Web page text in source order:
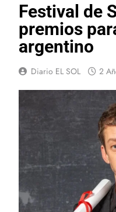
Festival de
premios
argentino
Diario EL SOL 2